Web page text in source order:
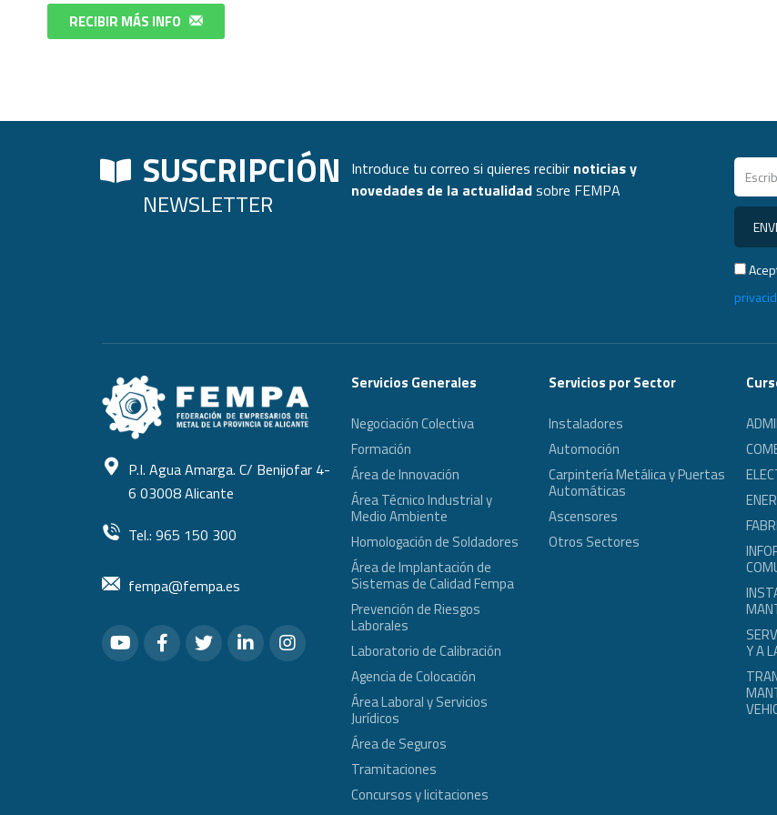
RECIBIR MÁS INFO
SUSCRIPCIÓN
NEWSLETTER
Introduce tu correo si quieres recibir noticias y
novedades de la actualidadsobre FEMPA
P.I. Agua Amarga. C/ Benijofar 4-
6 03008 Alicante
Tel.: 965 150 300
fempa@fempa.es
Servicios Generales
Negociación Colectiva
Formación
Área de Innovación
Área Técnico Industrial y
Medio Ambiente
Homologación de Soldadores
Área de Implantación de
Sistemas de Calidad Fempa
Prevención de Riesgos
Laborales
Laboratorio de Calibración
Agencia de Colocación
Área Laboral y Servicios
Jurídicos
Área de Seguros
Tramitaciones
Concursos y licitaciones
Servicios por Sector
Instaladores
Automoción
Carpintería Metálica y Puertas
Automáticas
Ascensores
Otros Sectores
Y A